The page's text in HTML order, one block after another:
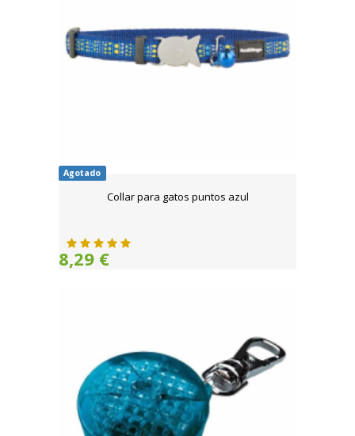
Agotado
Collar para gatos puntos azul
8,29 €